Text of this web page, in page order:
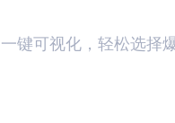
键可视化，轻松选择